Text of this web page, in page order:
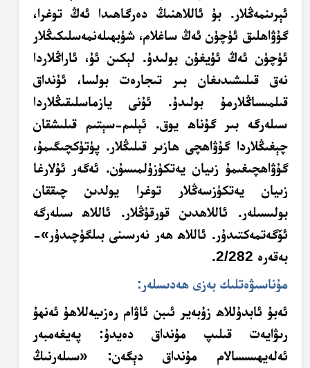
ئېرىنمەڭلار. بۇ ئاللاھنىڭ دەرگاھىدا ئەڭ توغرا،
گۇۋاھلىق ئۈچۈن ئەڭ ساغلام، شۈبھىلەنمەسلىكىڭلار
ئۈچۈن ئەڭ ئۇيغۇن بولىدۇ. لېكىن ئۇ، ئاراڭلاردا
نەق قىلىشىدىغان بىر تىجارەت بولسا، ئۇنداق
قىلمىساڭلارمۇ بولىدۇ. ئۇنى يازماسلىقىڭلاردا
سىلەرگە بىر گۇناھ يوق. ئېلىم-سېتىم قىلىشقان
چېغىڭلاردا گۇۋاھچى ھازىر قىلىڭلار. پۈتۈكچىگىمۇ،
گۇۋاھچىغىمۇ زىيان يەتكۈزۈلمىسۇن. ئەگەر ئۇلارغا
زىيان يەتكۈزسەڭلار توغرا يولدىن چىققان
بولىسىلەر. ئاللاھدىن قورقۇڭلار. ئاللاھ سىلەرگە
ئۆگەتمەكتىدۇر. ئاللاھ ھەر نەرسىنى بىلگۈچىدۇر»-
بەقەرە 2/282.
مۇناسىۋەتلىك بەزى ھەدىسلەر:
ئەبۇ ئابدۇللاھ زۇبەير ئىبن ئاۋام رەزىيەللاھۇ ئەنھۇ
رىۋايەت قىلىپ مۇنداق دەيدۇ: پەيغەمبەر
ئەلەيھىسسالام مۇنداق دېگەن: «سىلەرنىڭ